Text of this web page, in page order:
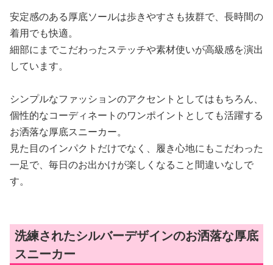
安定感のある厚底ソールは歩きやすさも抜群で、長時間の
着用でも快適。
細部にまでこだわったステッチや素材使いが高級感を演出
しています。
シンプルなファッションのアクセントとしてはもちろん、
個性的なコーディネートのワンポイントとしても活躍する
お洒落な厚底スニーカー。
見た目のインパクトだけでなく、履き心地にもこだわった
一足で、毎日のお出かけが楽しくなること間違いなしで
す。
洗練されたシルバーデザインのお洒落な厚底
スニーカー